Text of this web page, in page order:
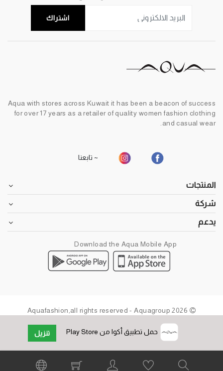
اشتراك
Aqua with stores across Kuwait it has been a beacon of success
for over 17 years as a retailer of quality women fashion clothing
and casual wear.
~ تابعنا
المنتجات
شركة
يدعم
Download the Aqua Mobile App
حمل تطبيق أكوا من Play Store تنزيل